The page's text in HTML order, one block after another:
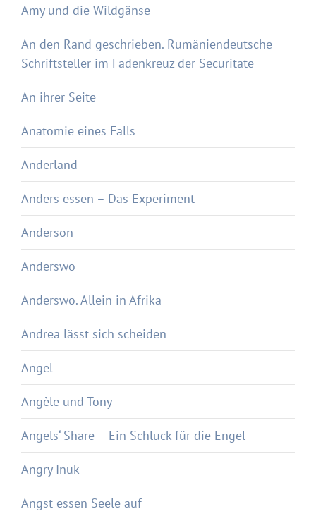
Amy und die Wildgänse
An den Rand geschrieben. Rumäniendeutsche
Schriftsteller im Fadenkreuz der Securitate
An ihrer Seite
Anatomie eines Falls
Anderland
Anders essen – Das Experiment
Anderson
Anderswo
Anderswo. Allein in Afrika
Andrea lässt sich scheiden
Angel
Angèle und Tony
Angels‘ Share – Ein Schluck für die Engel
Angry Inuk
Angst essen Seele auf